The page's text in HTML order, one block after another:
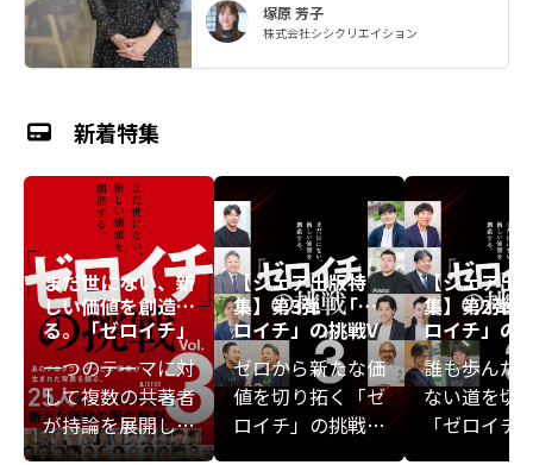
塚原 芳子
株式会社シシクリエイション
新着特集
まだ世にない、新
しい価値を創造す
る。「ゼロイチ」
の挑戦 Vol.3
一つのテーマに対
して複数の共著者
が持論を展開し、
一冊の書籍を構成
【シェア出版特
集】第3弾『「ゼ
ロイチ」の挑戦V
ol.3』
ゼロから新たな価
値を切り拓く「ゼ
ロイチ」の挑戦者
【シェア出
集】第2弾
ロイチ」の
ol.3』
誰も歩んだ
ない道を切
「ゼロイチ